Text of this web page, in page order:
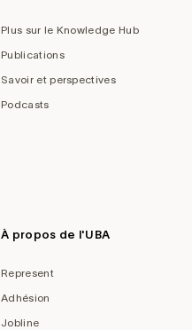
Plus sur le Knowledge Hub
Publications
Savoir et perspectives
Podcasts
À propos de l'UBA
Represent
Adhésion
Jobline